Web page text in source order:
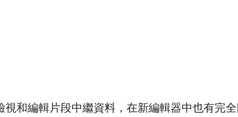
和編輯片段中繼資料，在新編輯器中也有完